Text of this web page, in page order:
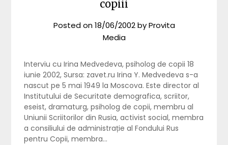
copiii
Posted on18/06/2002byProvita
Media
Interviu cu Irina Medvedeva, psiholog de copii 18
iunie 2002, Sursa: zavet.ru Irina Y. Medvedeva s-a
nascut pe 5 mai 1949 la Moscova. Este director al
Institutului de Securitate demografica, scriitor,
eseist, dramaturg, psiholog de copii, membru al
Uniunii Scriitorilor din Rusia, activist social, membra
a consiliului de administrație al Fondului Rus
pentru Copii, membra…